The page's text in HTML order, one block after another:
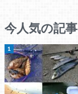
今人気の記事